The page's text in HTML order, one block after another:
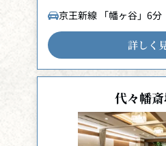
京王新線 「幡ヶ谷」6分
詳しく
代々幡